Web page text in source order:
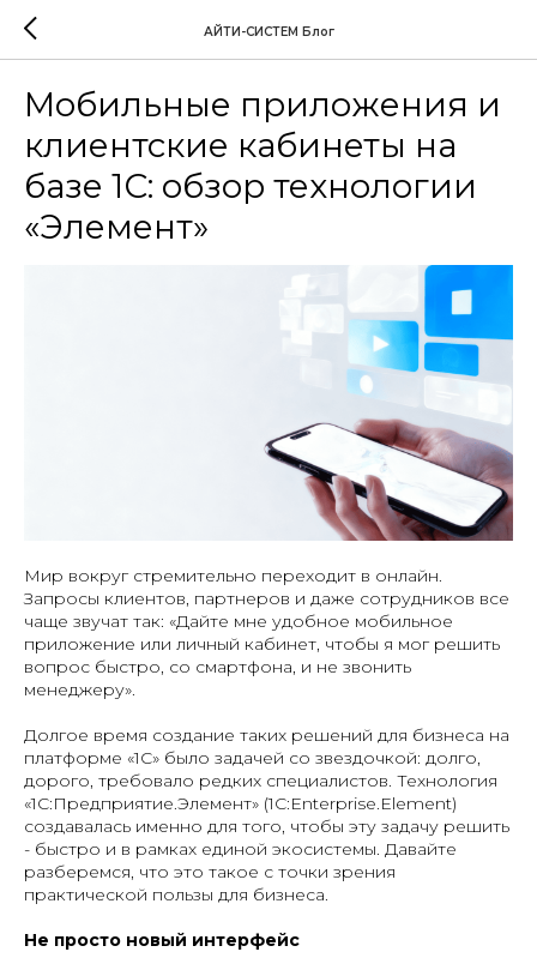
АЙТИ-СИСТЕМ Блог
Мобильные приложения и
клиентские кабинеты на
базе 1С: обзор технологии
«Элемент»
Мир вокруг стремительно переходит в онлайн.
Запросы клиентов, партнеров и даже сотрудников все
чаще звучат так: «Дайте мне удобное мобильное
приложение или личный кабинет, чтобы я мог решить
вопрос быстро, со смартфона, и не звонить
менеджеру».
Долгое время создание таких решений для бизнеса на
платформе «1С» было задачей со звездочкой: долго,
дорого, требовало редких специалистов. Технология
«1С:Предприятие.Элемент» (1С:Enterprise.Element)
создавалась именно для того, чтобы эту задачу решить
- быстро и в рамках единой экосистемы. Давайте
разберемся, что это такое с точки зрения
практической пользы для бизнеса.
Не просто новый интерфейс